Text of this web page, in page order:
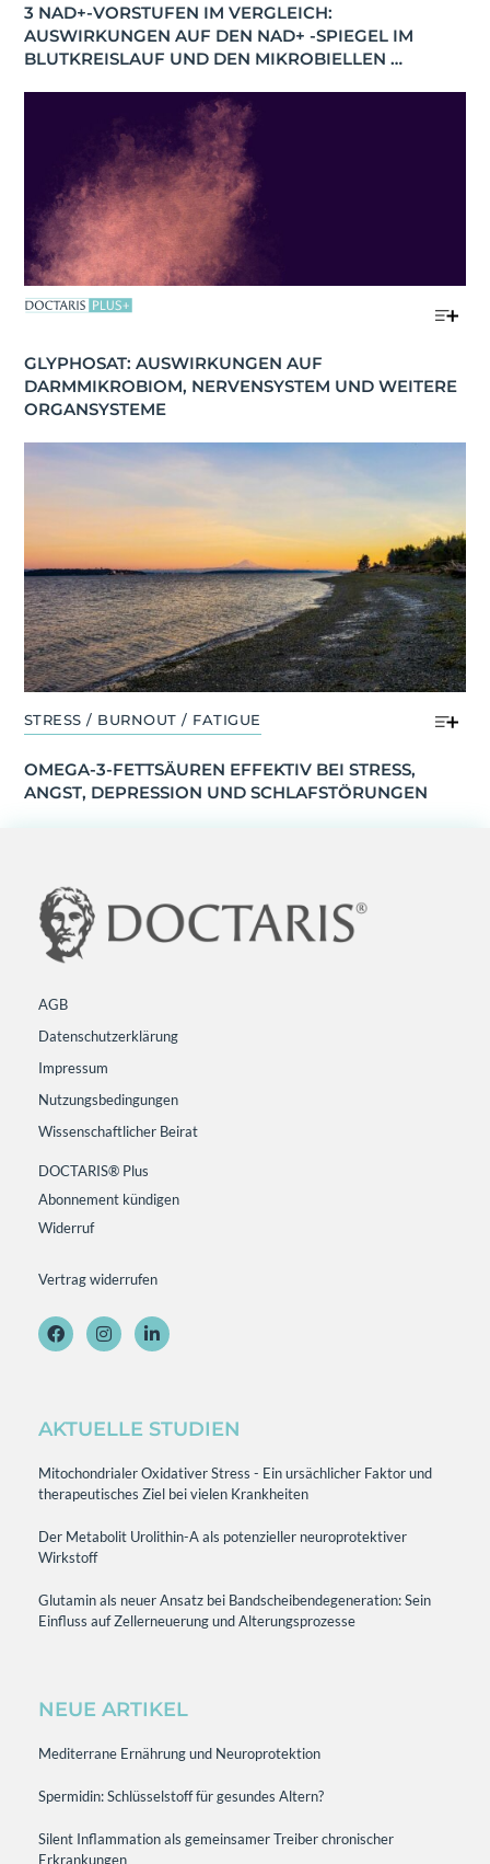
3 NAD+-VORSTUFEN IM VERGLEICH:
AUSWIRKUNGEN AUF DEN NAD+ -SPIEGEL IM
BLUTKREISLAUF UND DEN MIKROBIELLEN
GLYPHOSAT: AUSWIRKUNGEN AUF
DARMMIKROBIOM, NERVENSYSTEM UND WEITERE
ORGANSYSTEME
STRESS / BURNOUT / FATIGUE
OMEGA-3-FETTSÄUREN EFFEKTIV BEI STRESS,
ANGST, DEPRESSION UND SCHLAFSTÖRUNGEN
AGB
Datenschutzerklärung
Impressum
Nutzungsbedingungen
Wissenschaftlicher Beirat
DOCTARIS® Plus
Abonnement kündigen
Widerruf
Vertrag widerrufen
AKTUELLE STUDIEN
Mitochondrialer Oxidativer Stress - Ein ursächlicher Faktor und
therapeutisches Ziel bei vielen Krankheiten
Der Metabolit Urolithin-A als potenzieller neuroprotektiver
Wirkstoff
Glutamin als neuer Ansatz bei Bandscheibendegeneration: Sein
Einfluss auf Zellerneuerung und Alterungsprozesse
NEUE ARTIKEL
Mediterrane Ernährung und Neuroprotektion
Spermidin: Schlüsselstoff für gesundes Altern?
Silent Inflammation als gemeinsamer Treiber chronischer
Erkrankungen